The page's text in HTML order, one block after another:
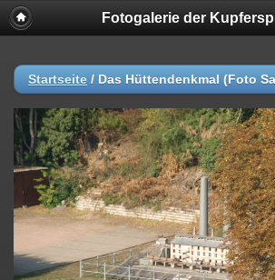
Fotogalerie der
Startseite / Das Hüttendenkmal (Foto